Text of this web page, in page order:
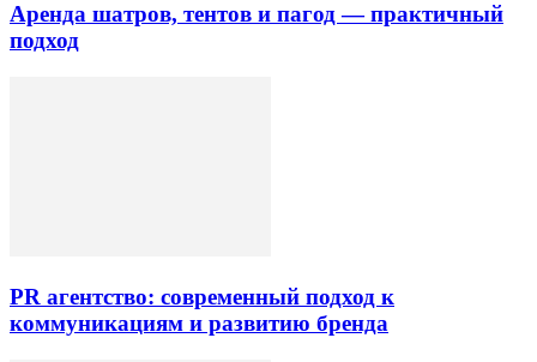
Аренда шатров, тентов и пагод — практичный
подход
PR агентство: современный подход к
коммуникациям и развитию бренда